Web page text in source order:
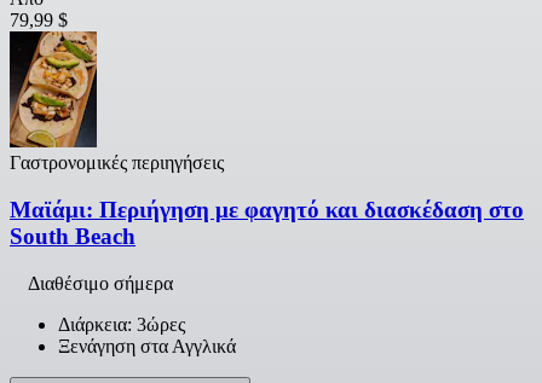
79,99 $
Γαστρονομικές περιηγήσεις
Μαϊάμι: Περιήγηση με φαγητό και διασκέδαση στο
South Beach
Διαθέσιμο σήμερα
Διάρκεια: 3ώρες
Ξενάγηση στα Αγγλικά